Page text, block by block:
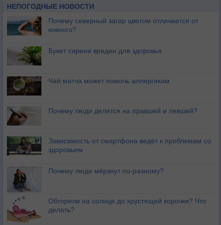
НЕПОГОДНЫЕ НОВОСТИ
Почему северный загар цветом отличается от
южного?
Букет сирени вреден для здоровья
Чай матча может помочь аллергикам
Почему люди делятся на правшей и левшей?
Зависимость от смартфона ведёт к проблемам со
здоровьем
Почему люди мёрзнут по-разному?
Обгорели на солнце до хрустящей корочки? Что
делать?